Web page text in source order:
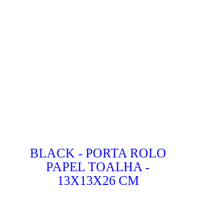
BLACK - PORTA ROLO
PAPEL TOALHA -
13X13X26 CM